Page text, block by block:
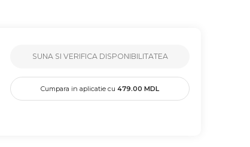
SUNA SI VERIFICA DISPONIBILITATEA
Cumpara in aplicatie cu479.00 MDL